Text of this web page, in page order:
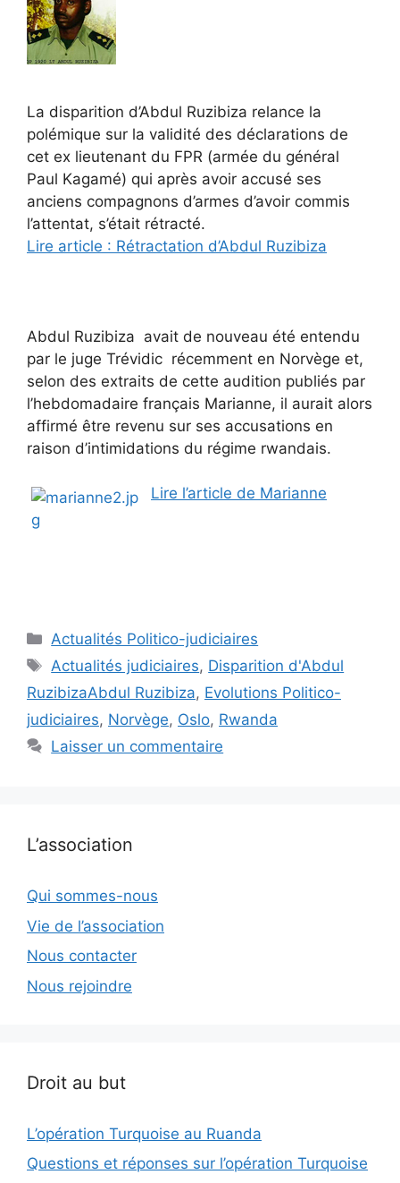
La disparition d’Abdul Ruzibiza relance la
polémique sur la validité des déclarations de
cet ex lieutenant du FPR (armée du général
Paul Kagamé) qui après avoir accusé ses
anciens compagnons d’armes d’avoir commis
l’attentat, s’était rétracté.
Lire article : Rétractation d’Abdul Ruzibiza
Abdul Ruzibiza avait de nouveau été entendu
par le juge Trévidic récemment en Norvège et,
selon des extraits de cette audition publiés par
l’hebdomadaire français Marianne, il aurait alors
affirmé être revenu sur ses accusations en
raison d’intimidations du régime rwandais.
Lire l’article de Marianne
Catégories
Actualités Politico-judiciaires
Étiquettes
Actualités judiciaires, Disparition d'Abdul
RuzibizaAbdul Ruzibiza, Evolutions Politico-
judiciaires, Norvège, Oslo, Rwanda
Laisser un commentaire
L’association
Qui sommes-nous
Vie de l’association
Nous contacter
Nous rejoindre
Droit au but
L’opération Turquoise au Ruanda
Questions et réponses sur l’opération Turquoise